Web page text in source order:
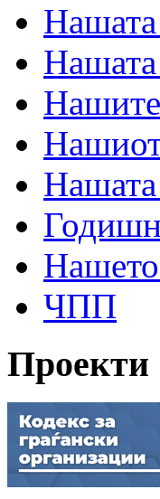
Нашата
Нашата
Нашиот
Нашата
ЧПП
Проекти